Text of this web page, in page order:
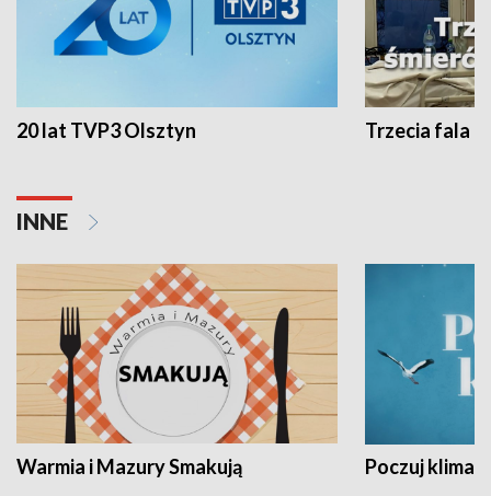
20 lat TVP3 Olsztyn Trzecia fala -
INNE
Warmia i Mazury Smakują Poczuj klimat